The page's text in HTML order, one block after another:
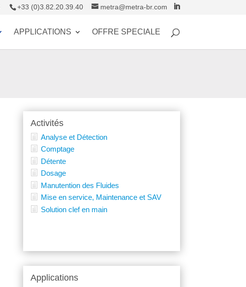
+33 (0)3.82.20.39.40 metra@metra-br.com
APPLICATIONS OFFRE SPECIALE
Activités
Analyse et Détection
Comptage
Détente
Dosage
Manutention des Fluides
Mise en service, Maintenance et SAV
Solution clef en main
Applications